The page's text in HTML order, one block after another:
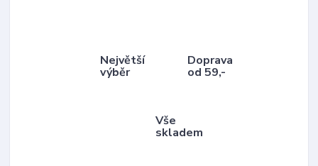
Největší
výběr
Doprava
od 59,-
Vše
skladem